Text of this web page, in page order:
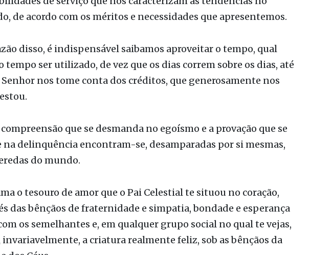
de serviço que nos caracterizam as tendências no
de acordo com os méritos e necessidades que apresentemos.
disso, é indispensável saibamos aproveitar o tempo, qual
tempo ser utilizado, de vez que os dias correm sobre os dias, até
Senhor nos tome conta dos créditos, que generosamente nos
compreensão que se desmanda no egoísmo e a provação que se
na delinquência encontram-se, desamparadas por si mesmas,
do mundo.
o tesouro de amor que o Pai Celestial te situou no coração,
das bênçãos de fraternidade e simpatia, bondade e esperança
os semelhantes e, em qualquer grupo social no qual te vejas,
invariavelmente, a criatura realmente feliz, sob as bênçãos da